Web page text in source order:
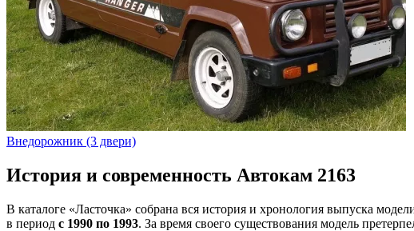
Внедорожник (3 двери)
История и современность Автокам 2163
В каталоге «Ласточка» собрана вся история и хронология выпуска
в период с 1990 по 1993. За время своего существования модель